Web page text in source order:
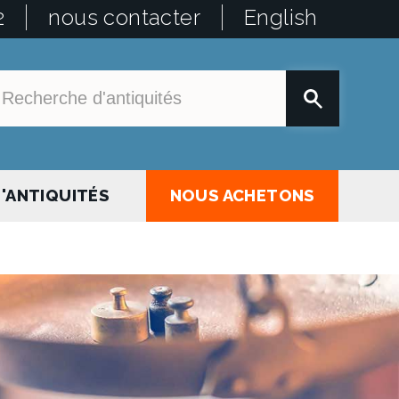
nous contacter English
NOUS ACHETONS